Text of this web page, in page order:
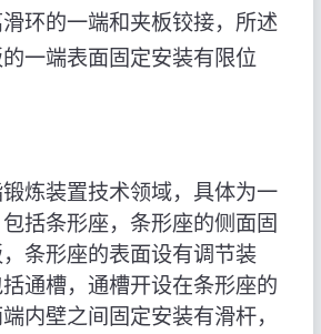
环的一端和夹板铰接，所述
一端表面固定安装有限位
炼装置技术领域，具体为一
括条形座，条形座的侧面固
条形座的表面设有调节装
通槽，通槽开设在条形座的
内壁之间固定安装有滑杆，